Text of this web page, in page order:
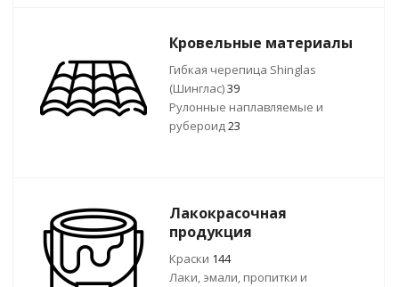
Кровельные материалы
Гибкая черепица Shinglas
(Шинглас)39
Рулонные наплавляемые и
рубероид23
Лакокрасочная
продукция
Краски 144
Лаки, эмали, пропитки и